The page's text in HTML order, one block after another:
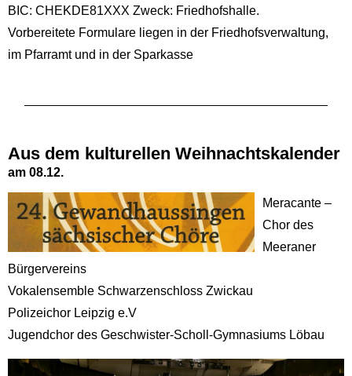
BIC: CHEKDE81XXX Zweck: Friedhofshalle.
Vorbereitete Formulare liegen in der Friedhofsverwaltung,
im Pfarramt und in der Sparkasse
Aus dem kulturellen Weihnachtskalender
am 08.12.
Meracante –
Chor des
Meeraner
Bürgervereins
Vokalensemble Schwarzenschloss Zwickau
Polizeichor Leipzig e.V
Jugendchor des Geschwister-Scholl-Gymnasiums Löbau